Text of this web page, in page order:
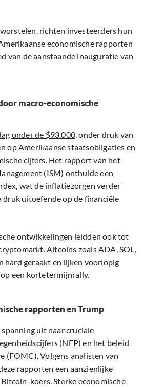
richten investeerders hun
economische rapporten
van de aanstaande inauguratie van
macro-economische
onder de $93.000, onder druk van
op Amerikaanse staatsobligaties en
cijfers. Het rapport van het
(ISM) onthulde een
wat de inflatiezorgen verder
druk uitoefende op de financiële
ontwikkelingen leidden ook tot
Altcoins zoals ADA, SOL,
hard geraakt en lijken voorlopig
een kortetermijnrally.
rapporten en Trump
uit naar cruciale
(NFP) en het beleid
(FOMC). Volgens analisten van
rapporten een aanzienlijke
koers. Sterke economische